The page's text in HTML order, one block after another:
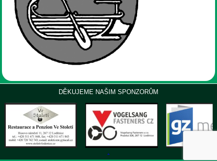
DĚKUJEME NAŠIM SPONZORŮM